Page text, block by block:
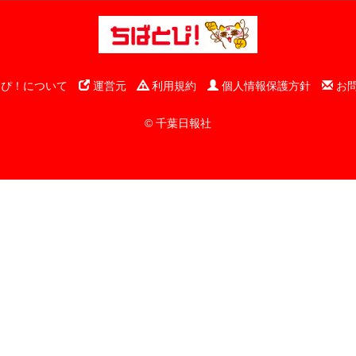
！について 運営元 利用規約 個人情報保護方針 お
© 千葉日報社